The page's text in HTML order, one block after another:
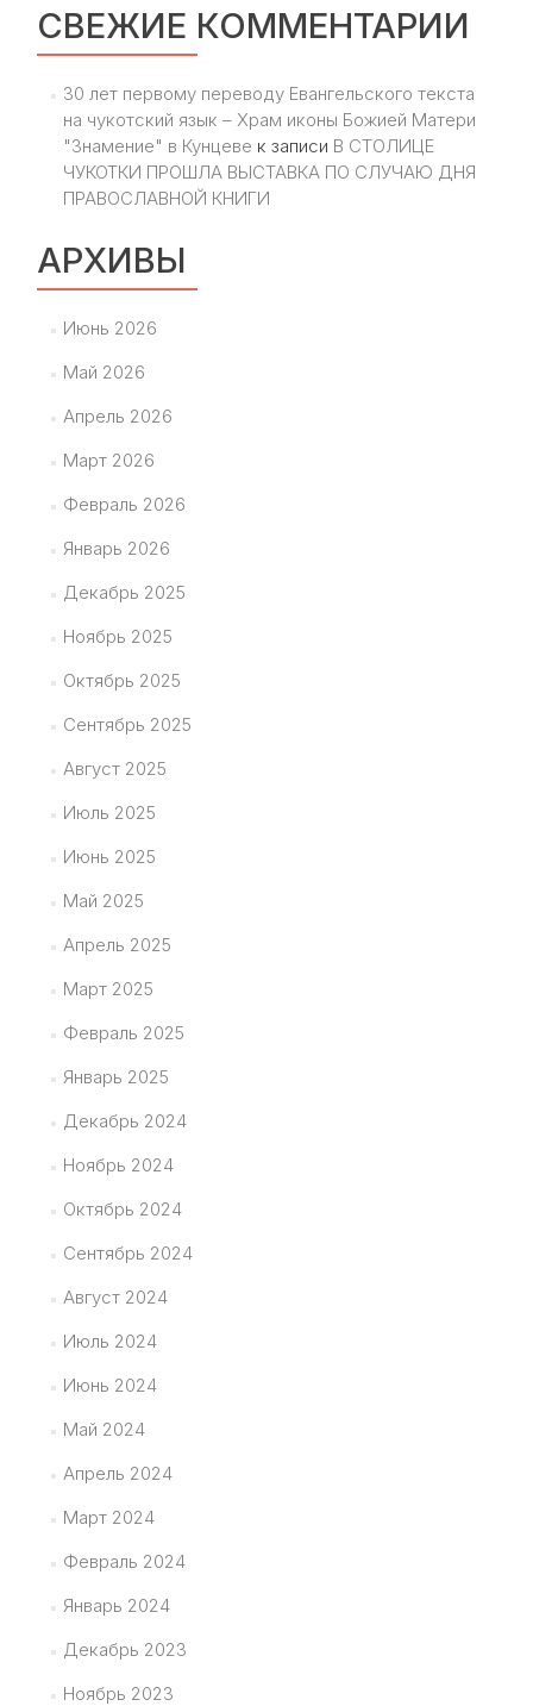
СВЕЖИЕ КОММЕНТАРИИ
30 лет первому переводу Евангельского текста
на чукотский язык – Храм иконы Божией Матери
"Знамение" в Кунцеве к записи В СТОЛИЦЕ
ЧУКОТКИ ПРОШЛА ВЫСТАВКА ПО СЛУЧАЮ ДНЯ
ПРАВОСЛАВНОЙ КНИГИ
АРХИВЫ
Июнь 2026
Май 2026
Апрель 2026
Март 2026
Февраль 2026
Январь 2026
Декабрь 2025
Ноябрь 2025
Октябрь 2025
Сентябрь 2025
Август 2025
Июль 2025
Июнь 2025
Май 2025
Апрель 2025
Март 2025
Февраль 2025
Январь 2025
Декабрь 2024
Ноябрь 2024
Октябрь 2024
Сентябрь 2024
Август 2024
Июль 2024
Июнь 2024
Май 2024
Апрель 2024
Март 2024
Февраль 2024
Январь 2024
Декабрь 2023
Ноябрь 2023